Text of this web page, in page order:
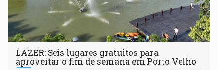
LAZER: Seis lugares gratuitos para
aproveitar o fim de semana em Porto Velho